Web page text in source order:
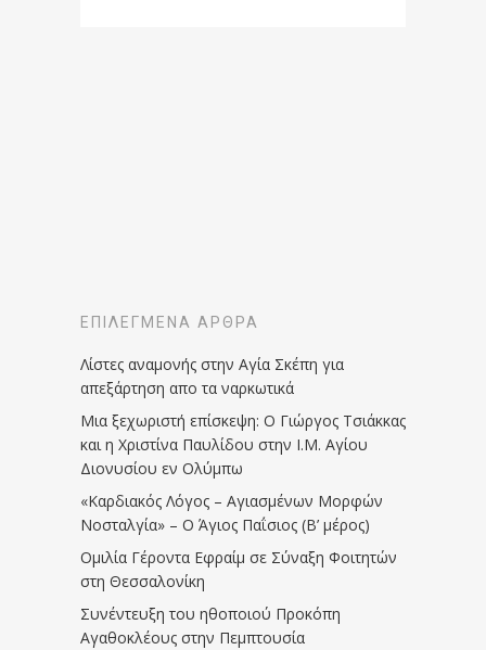
ΕΠΙΛΕΓΜΈΝΑ ΆΡΘΡΑ
Λίστες αναμονής στην Αγία Σκέπη για
απεξάρτηση απο τα ναρκωτικά
Μια ξεχωριστή επίσκεψη: Ο Γιώργος Τσιάκκας
και η Χριστίνα Παυλίδου στην Ι.Μ. Αγίου
Διονυσίου εν Ολύμπω
«Καρδιακός Λόγος – Αγιασμένων Μορφών
Νοσταλγία» – Ο Άγιος Παΐσιος (Β’ μέρος)
Ομιλία Γέροντα Εφραίμ σε Σύναξη Φοιτητών
στη Θεσσαλονίκη
Συνέντευξη του ηθοποιού Προκόπη
Αγαθοκλέους στην Πεμπτουσία